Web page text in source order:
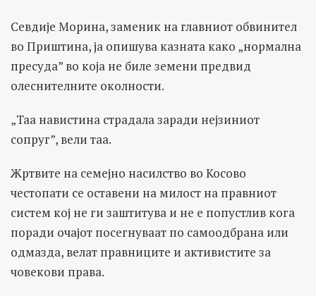
Севдије Морина, заменик на главниот обвинител
во Приштина, ја опишува казната како „нормална
пресуда” во која не биле земени предвид
олеснителните околности.
„Таа навистина страдала заради нејзиниот
сопруг”, вели таа.
Жртвите на семејно насилство во Косово
честопати се оставени на милост на правниот
систем кој не ги заштитува и не е попустлив кога
поради очајот посегнуваат по самоодбрана или
одмазда, велат правниците и активистите за
човекови права.